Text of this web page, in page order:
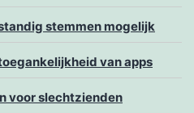
stemmen mogelijk
van apps
voor slechtzienden